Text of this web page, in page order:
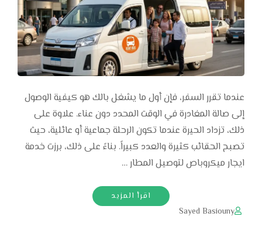
عندما تقرر السفر، فإن أول ما يشغل بالك هو كيفية الوصول
إلى صالة المغادرة في الوقت المحدد دون عناء. علاوة على
ذلك، تزداد الحيرة عندما تكون الرحلة جماعية أو عائلية، حيث
تصبح الحقائب كثيرة والعدد كبيراً. بناءً على ذلك، برزت خدمة
ايجار ميكروباص لتوصيل المطار …
اقرأ المزيد
Sayed Basiouny